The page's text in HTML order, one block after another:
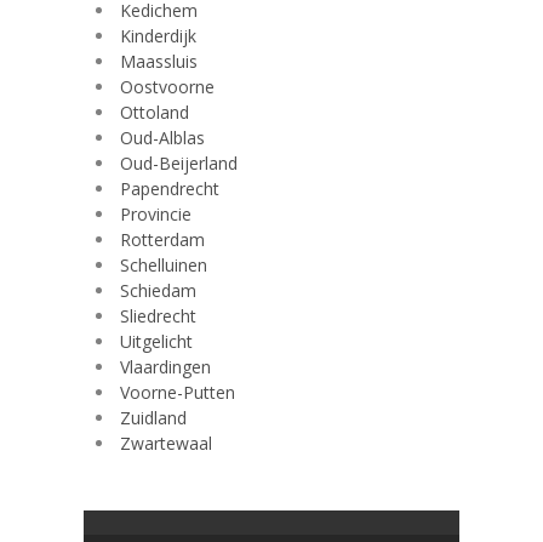
Kedichem
Kinderdijk
Maassluis
Oostvoorne
Ottoland
Oud-Alblas
Oud-Beijerland
Papendrecht
Provincie
Rotterdam
Schelluinen
Schiedam
Sliedrecht
Uitgelicht
Vlaardingen
Voorne-Putten
Zuidland
Zwartewaal